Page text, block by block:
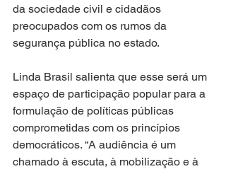
da sociedade civil e cidadãos
preocupados com os rumos da
segurança pública no estado.
Linda Brasil salienta que esse será um
espaço de participação popular para a
formulação de políticas públicas
comprometidas com os princípios
democráticos. “A audiência é um
chamado à escuta, à mobilização e à